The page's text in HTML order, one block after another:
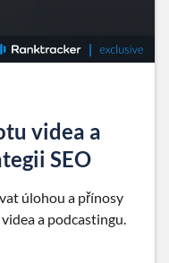
videa a
SEO
úlohou a přínosy
a podcastingu.